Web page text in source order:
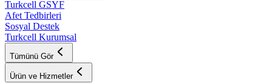
Turkcell GSYF
Afet Tedbirleri
Sosyal Destek
Turkcell Kurumsal
Tümünü Gör
Ürün ve Hizmetler